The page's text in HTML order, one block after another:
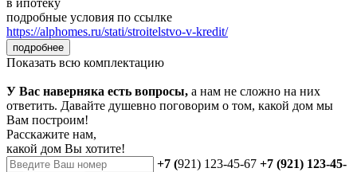
в ипотеку
подробные условия по ссылке
https://alphomes.ru/stati/stroitelstvo-v-kredit/
подробнее
Показать всю комплектацию
У Вас наверняка есть вопросы, а нам не сложно на них
ответить. Давайте душевно поговорим о том, какой дом мы
Вам построим!
Расскажите нам,
какой дом Вы хотите!
+7 (921) 123-45-67 +7 (921) 123-45-